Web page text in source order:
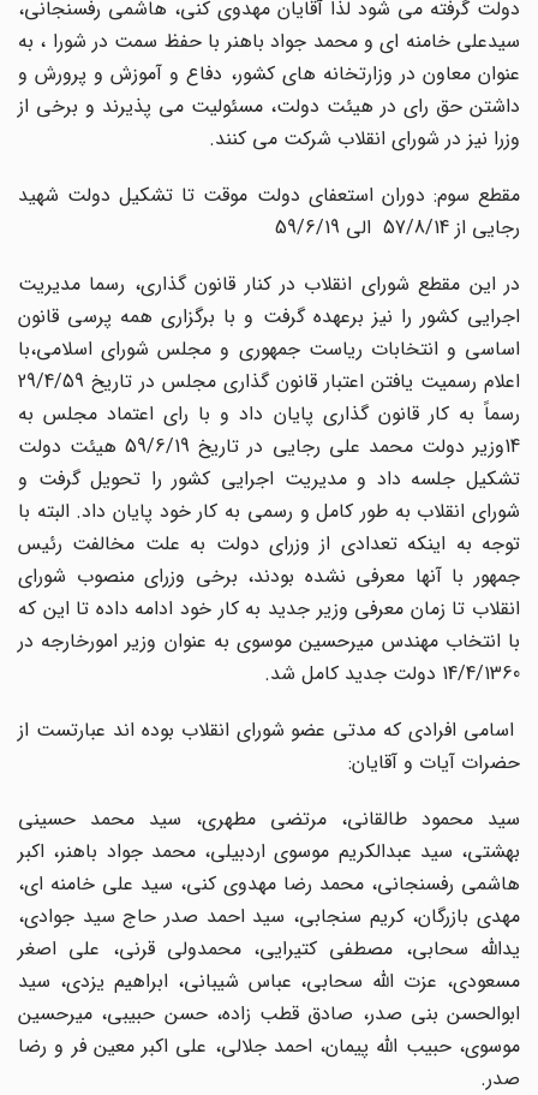
دولت گرفته می شود لذا آقایان مهدوی کنی، هاشمی رفسنجانی،
سیدعلی خامنه ای و محمد جواد باهنر با حفظ سمت در شورا ، به
عنوان معاون در وزارتخانه های کشور، دفاع و آموزش و پرورش و
داشتن حق رای در هیئت دولت، مسئولیت می پذیرند و برخی از
وزرا نیز در شورای انقلاب شرکت می کنند.
مقطع سوم: دوران استعفای دولت موقت تا تشکیل دولت شهید
رجایی از 57/8/14 الی 59/6/19
در این مقطع شورای انقلاب در کنار قانون گذاری، رسما مدیریت
اجرایی کشور را نیز برعهده گرفت و با برگزاری همه پرسی قانون
اساسی و انتخابات ریاست جمهوری و مجلس شورای اسلامی،با
اعلام رسمیت یافتن اعتبار قانون گذاری مجلس در تاریخ 29/4/59
رسماً به کار قانون گذاری پایان داد و با رای اعتماد مجلس به
14وزیر دولت محمد علی رجایی در تاریخ 59/6/19 هیئت دولت
تشکیل جلسه داد و مدیریت اجرایی کشور را تحویل گرفت و
شورای انقلاب به طور کامل و رسمی به کار خود پایان داد. البته با
توجه به اینکه تعدادی از وزرای دولت به علت مخالفت رئیس
جمهور با آنها معرفی نشده بودند، برخی وزرای منصوب شورای
انقلاب تا زمان معرفی وزیر جدید به کار خود ادامه داده تا این که
با انتخاب مهندس میرحسین موسوی به عنوان وزیر امورخارجه در
14/4/1360 دولت جدید کامل شد.
اسامی افرادی که مدتی عضو شورای انقلاب بوده اند عبارتست از
حضرات آیات و آقایان:
سید محمود طالقانی، مرتضی مطهری، سید محمد حسینی
بهشتی، سید عبدالکریم موسوی اردبیلی، محمد جواد باهنر، اکبر
هاشمی رفسنجانی، محمد رضا مهدوی کنی، سید علی خامنه ای،
مهدی بازرگان، کریم سنجابی، سید احمد صدر حاج سید جوادی،
یدالله سحابی، مصطفی کتیرایی، محمدولی قرنی، علی اصغر
مسعودی، عزت الله سحابی، عباس شیبانی، ابراهیم یزدی، سید
ابوالحسن بنی صدر، صادق قطب زاده، حسن حبیبی، میرحسین
موسوی، حبیب الله پیمان، احمد جلالی، علی اکبر معین فر و رضا
صدر.